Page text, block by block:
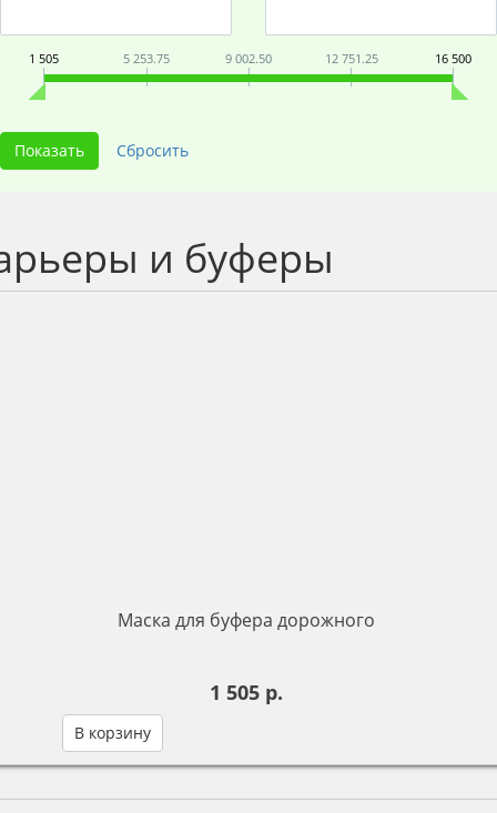
1 505 5 253.75 9 002.50 12 751.25 16 500
и буферы
Маска для буфера дорожного
1 505 р.
В корзину